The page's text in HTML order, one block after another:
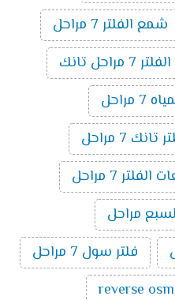
شمع الفلتر 7 مراحل
تانك
7 مراحل
7 مراحل
مراحل
فلتر سول 7 مراحل